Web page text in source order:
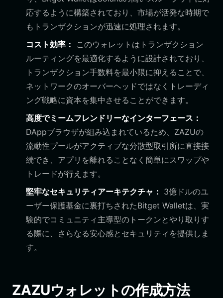
応するように構築されており、市場が活発な時期で
もトランザクションが迅速に処理されます。
コスト効率：
このウォレットはトランザクション
ルーティングを最適化するように設計されており、
トランザクション手数料を最小限に抑えることで、
ネットワークのオーバーヘッドではなくトレーディ
ング戦略に資本を集中させることができます。
高度でミームフレンドリーなインターフェース：
DAppブラウザが組み込まれているため、ZAZUの
流動性プールがアクティブな分散型取引所に直接接
続でき、アプリを離れることなく簡単にスワップや
トレードが行えます。
堅牢なセキュリティアーキテクチャ： 3億ドルのユ
ーザー保護基金に裏打ちされたBitget Walletは、実
験的でコミュニティ主導型のトークンとやり取りす
る際に、さらなる安心感とセキュリティを提供しま
す。
ZAZUウォレットの作成方法